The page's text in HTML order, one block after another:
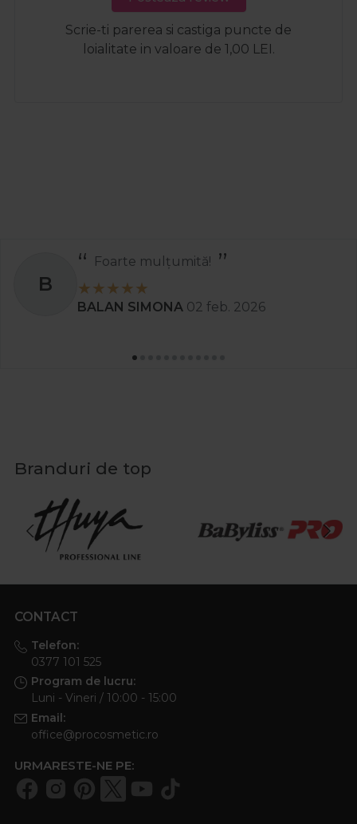
Scrie-ti parerea si castiga puncte de
loialitate in valoare de 1,00 LEI.
B
Foarte mulțumită!
BALAN SIMONA 02 feb. 2026
Branduri de top
CONTACT
Telefon:
0377 101 525
Program de lucru:
Luni - Vineri / 10:00 - 15:00
Email:
office@procosmetic.ro
URMARESTE-NE PE: